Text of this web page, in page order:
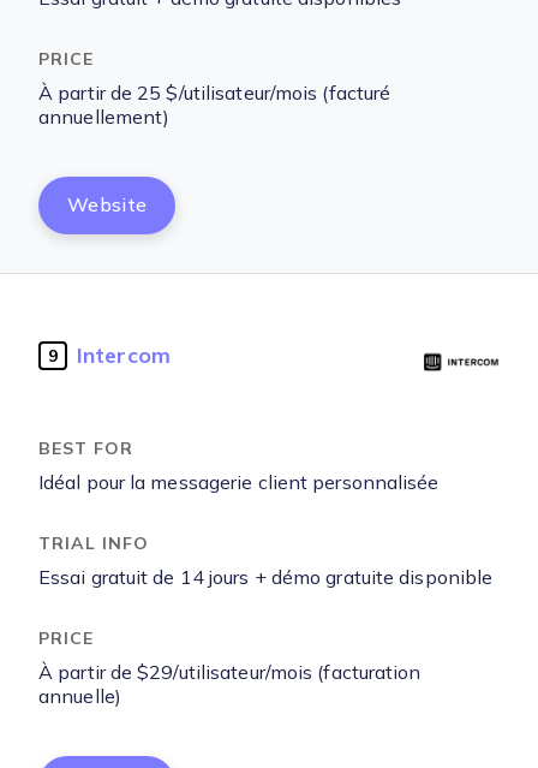
À partir de 25 $/utilisateur/mois (facturé
annuellement)
Website
9 Intercom
Idéal pour la messagerie client personnalisée
Essai gratuit de 14 jours + démo gratuite disponible
À partir de $29/utilisateur/mois (facturation
annuelle)